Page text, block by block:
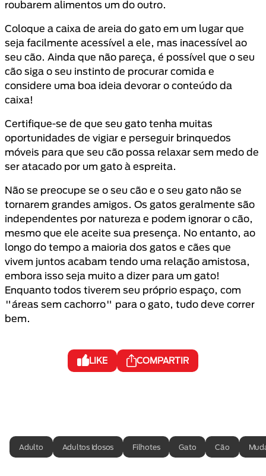
roubarem alimentos um do outro.
Coloque a caixa de areia do gato em um lugar que
seja facilmente acessível a ele, mas inacessível ao
seu cão. Ainda que não pareça, é possível que o seu
cão siga o seu instinto de procurar comida e
considere uma boa ideia devorar o conteúdo da
caixa!
Certifique-se de que seu gato tenha muitas
oportunidades de vigiar e perseguir brinquedos
móveis para que seu cão possa relaxar sem medo de
ser atacado por um gato à espreita.
Não se preocupe se o seu cão e o seu gato não se
tornarem grandes amigos. Os gatos geralmente são
independentes por natureza e podem ignorar o cão,
mesmo que ele aceite sua presença. No entanto, ao
longo do tempo a maioria dos gatos e cães que
vivem juntos acabam tendo uma relação amistosa,
embora isso seja muito a dizer para um gato!
Enquanto todos tiverem seu próprio espaço, com
"áreas sem cachorro" para o gato, tudo deve correr
bem.
LIKE COMPARTIR
Adulto Adultos Idosos Filhotes Gato Cão